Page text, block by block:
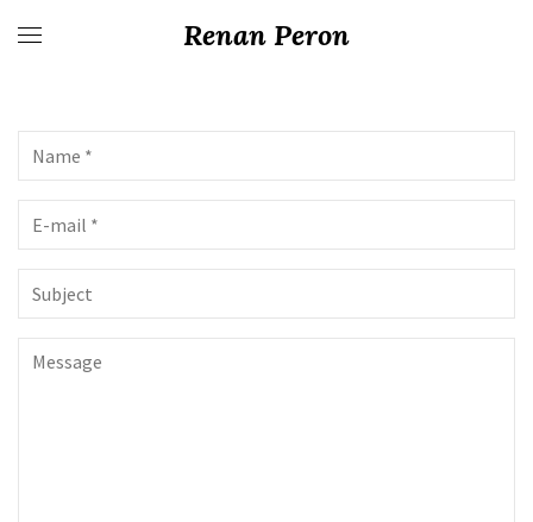
Renan Peron